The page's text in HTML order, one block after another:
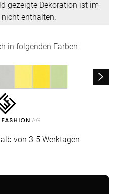
gezeigte Dekoration ist im
enthalten.
in folgenden Farben
von 3-5 Werktagen